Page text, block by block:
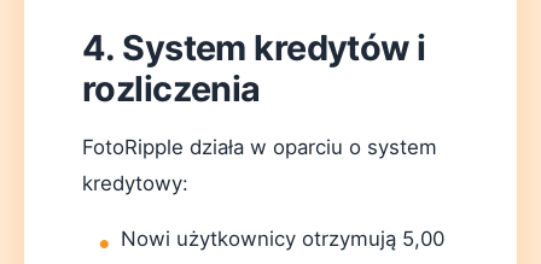
4. System kredytów i
rozliczenia
FotoRipple działa w oparciu o system
kredytowy:
Nowi użytkownicy otrzymują 5,00